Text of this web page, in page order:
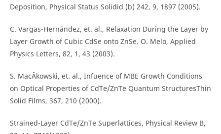
Deposition, Physical Status Solidid (b) 242, 9, 1897 (2005).
C. Vargas-Hernández, et. al., Relaxation During the Layer by
Layer Growth of Cubic CdSe onto ZnSe. O. Melo, Applied
Physics Letters, 82, 1, 43 (2003).
S. MacÂkowski, et. al., Infuence of MBE Growth Conditions
on Optical Properties of CdTe/ZnTe Quantum StructuresThin
Solid Films, 367, 210 (2000).
Strained-Layer CdTe/ZnTe Superlattices, Physical Review B,